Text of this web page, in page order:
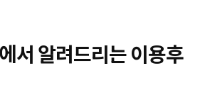
서 알려드리는 이용후